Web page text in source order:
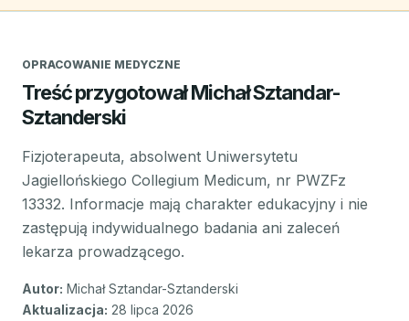
OPRACOWANIE MEDYCZNE
Treść przygotował Michał Sztandar-
Sztanderski
Fizjoterapeuta, absolwent Uniwersytetu
Jagiellońskiego Collegium Medicum, nr PWZFz
13332. Informacje mają charakter edukacyjny i nie
zastępują indywidualnego badania ani zaleceń
lekarza prowadzącego.
Autor: Michał Sztandar-Sztanderski
Aktualizacja: 28 lipca 2026